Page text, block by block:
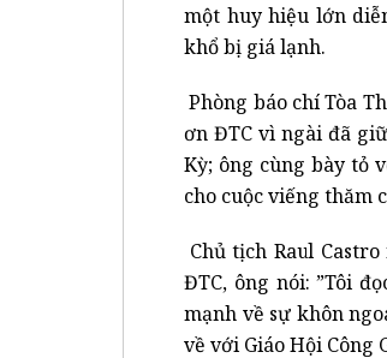
một huy hiệu lớn
khổ bị giá lạnh.
Phòng báo chí Tòa
ơn ĐTC vì ngài đã
Kỳ; ông cùng bày tỏ
cho cuộc viếng thăm
Chủ tịch Raul
ĐTC, ông nói: ”Tôi
mạnh về sự khôn
về với Giáo Hội Công